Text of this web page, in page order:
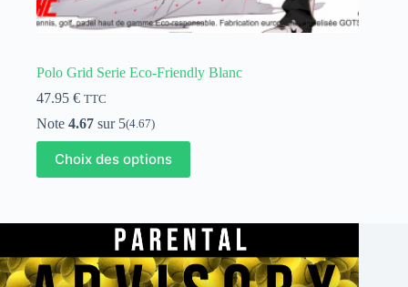
Polo Grid Serie Eco-Friendly Blanc
47.95 € TTC
Note 4.67 sur 5(4.67)
Choix des options
Ce
produit
a
peuvent
être